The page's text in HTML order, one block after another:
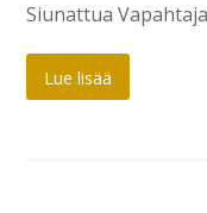
Siunattua
Lue lisää